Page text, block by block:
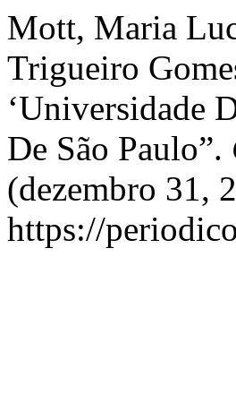
Mott, Maria
Trigueiro
‘Universidade
De São Paulo”.
(dezembro 31,
https://